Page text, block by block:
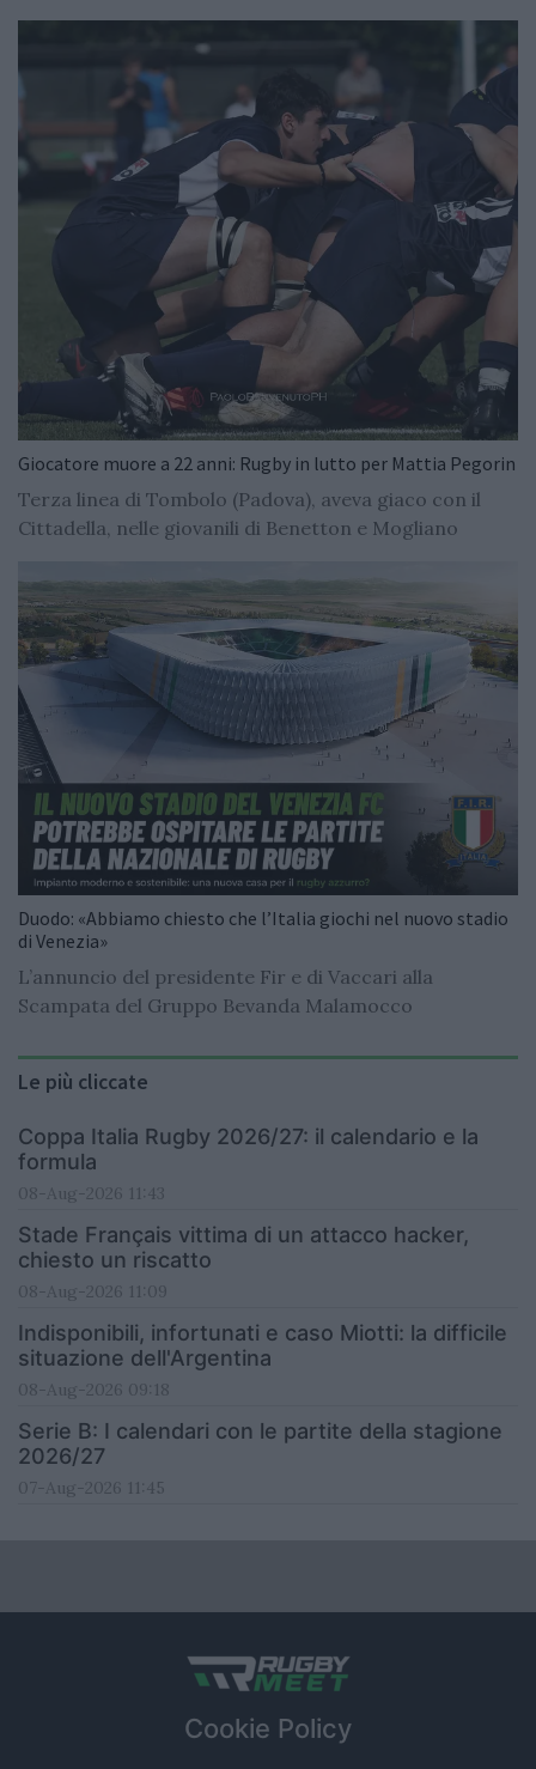
Giocatore muore a 22 anni: Rugby in lutto per Mattia Pegorin
Terza linea di Tombolo (Padova), aveva giaco con il
Cittadella, nelle giovanili di Benetton e Mogliano
Duodo: «Abbiamo chiesto che l’Italia giochi nel nuovo stadio
di Venezia»
L’annuncio del presidente Fir e di Vaccari alla
Scampata del Gruppo Bevanda Malamocco
Le più cliccate
Coppa Italia Rugby 2026/27: il calendario e la
formula
08-Aug-2026 11:43
Stade Français vittima di un attacco hacker,
chiesto un riscatto
08-Aug-2026 11:09
Indisponibili, infortunati e caso Miotti: la difficile
situazione dell'Argentina
08-Aug-2026 09:18
Serie B: I calendari con le partite della stagione
2026/27
07-Aug-2026 11:45
Cookie Policy